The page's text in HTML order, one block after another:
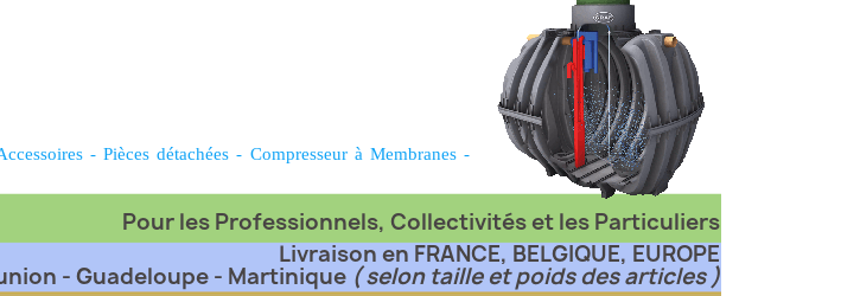
-Pièces détachées - Compresseur à Membranes-
Pour les Professionnels, Collectivités et les Particuliers
Livraison en FRANCE, BELGIQUE, EUROPE
- Guadeloupe - Martinique ( selon taille et poids des articles )